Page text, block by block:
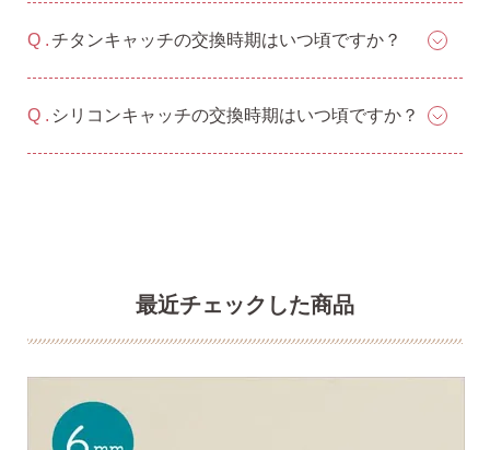
チタンキャッチの交換時期はいつ頃ですか？
シリコンキャッチの交換時期はいつ頃ですか？
最近チェックした商品